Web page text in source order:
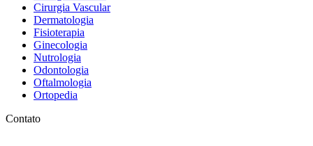
Cirurgia Vascular
Dermatologia
Fisioterapia
Ginecologia
Nutrologia
Odontologia
Oftalmologia
Ortopedia
Contato